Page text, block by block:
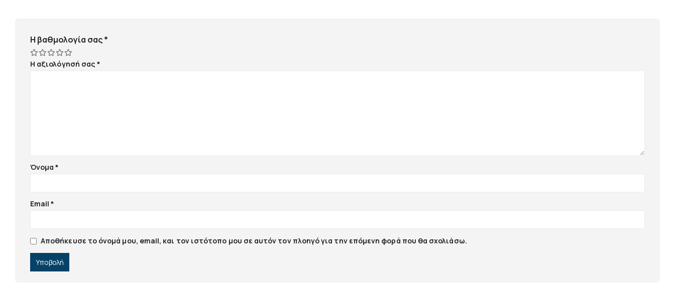
Η βαθμολογία σας*
Η αξιολόγησή σας*
Όνομα*
Email*
Αποθήκευσε το όνομά μου, email, και τον ιστότοπο μου σε αυτόν τον πλοηγό για την επόμενη φορά που θα σχολιάσω.